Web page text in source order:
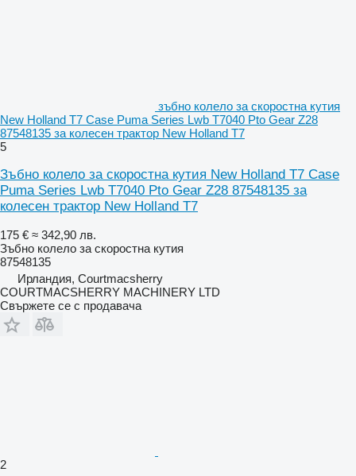
зъбно колело за скоростна кутия
New Holland T7 Case Puma Series Lwb T7040 Pto Gear Z28
87548135 за колесен трактор New Holland T7
5
Зъбно колело за скоростна кутия New Holland T7 Case
Puma Series Lwb T7040 Pto Gear Z28 87548135 за
колесен трактор New Holland T7
175 € ≈ 342,90 лв.
Зъбно колело за скоростна кутия
87548135
Ирландия, Courtmacsherry
COURTMACSHERRY MACHINERY LTD
Свържете се с продавача
2